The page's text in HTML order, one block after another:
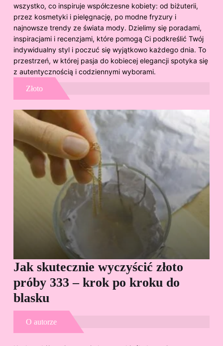
wszystko, co inspiruje współczesne kobiety: od biżuterii,
przez kosmetyki i pielęgnację, po modne fryzury i
najnowsze trendy ze świata mody. Dzielimy się poradami,
inspiracjami i recenzjami, które pomogą Ci podkreślić Twój
indywidualny styl i poczuć się wyjątkowo każdego dnia. To
przestrzeń, w której pasja do kobiecej elegancji spotyka się
z autentycznością i codziennymi wyborami.
Złoto
Jak skutecznie wyczyścić złoto
próby 333 – krok po kroku do
blasku
O autorze